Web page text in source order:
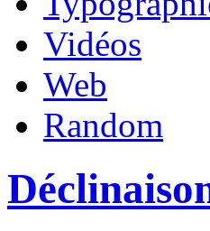
Vidéos
Web
Random